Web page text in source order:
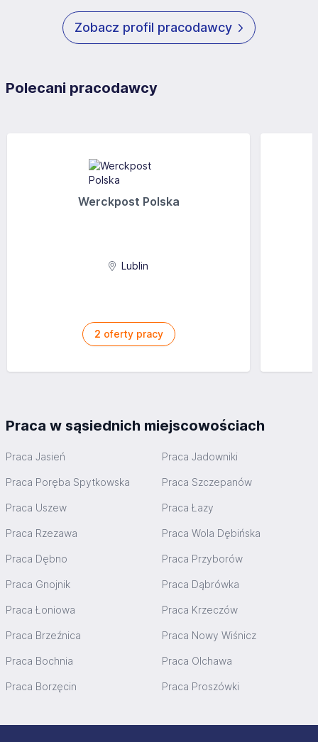
Zobacz profil pracodawcy
Polecani pracodawcy
Werckpost Polska
Lublin
2 oferty pracy
Praca w sąsiednich miejscowościach
Praca Jasień Praca Jadowniki
Praca Poręba Spytkowska Praca Szczepanów
Praca Uszew Praca Łazy
Praca Rzezawa Praca Wola Dębińska
Praca Dębno Praca Przyborów
Praca Gnojnik Praca Dąbrówka
Praca Łoniowa Praca Krzeczów
Praca Brzeźnica Praca Nowy Wiśnicz
Praca Bochnia Praca Olchawa
Praca Borzęcin Praca Proszówki